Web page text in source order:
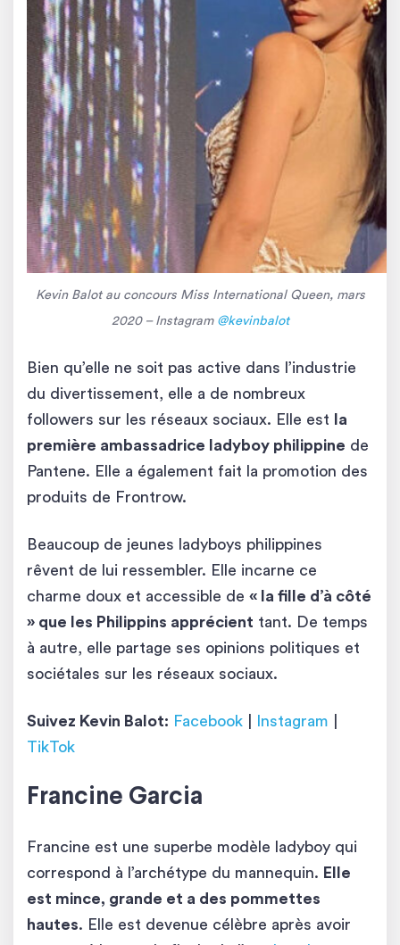
Kevin Balot au concours Miss International Queen, mars
2020 – Instagram @kevinbalot
Bien qu’elle ne soit pas active dans l’industrie
du divertissement, elle a de nombreux
followers sur les réseaux sociaux. Elle est
la
première ambassadrice ladyboy philippine de
Pantene. Elle a également fait la promotion des
produits de Frontrow.
Beaucoup de jeunes ladyboys philippines
rêvent de lui ressembler. Elle incarne ce
charme doux et accessible de « la fille d’à côté
» que les Philippins apprécient tant. De temps
à autre, elle partage ses opinions politiques et
sociétales sur les réseaux sociaux.
Suivez Kevin Balot: Facebook Instagram
TikTok
Francine Garcia
Francine est une superbe modèle ladyboy qui
correspond à l’archétype du mannequin. Elle
est mince, grande et a des pommettes
hautes. Elle est devenue célèbre après avoir